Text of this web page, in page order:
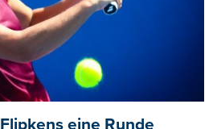
eine Runde